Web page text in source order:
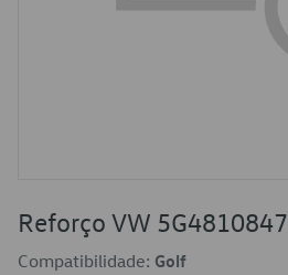
Reforço VW 5G4810847
Compatibilidade: Golf